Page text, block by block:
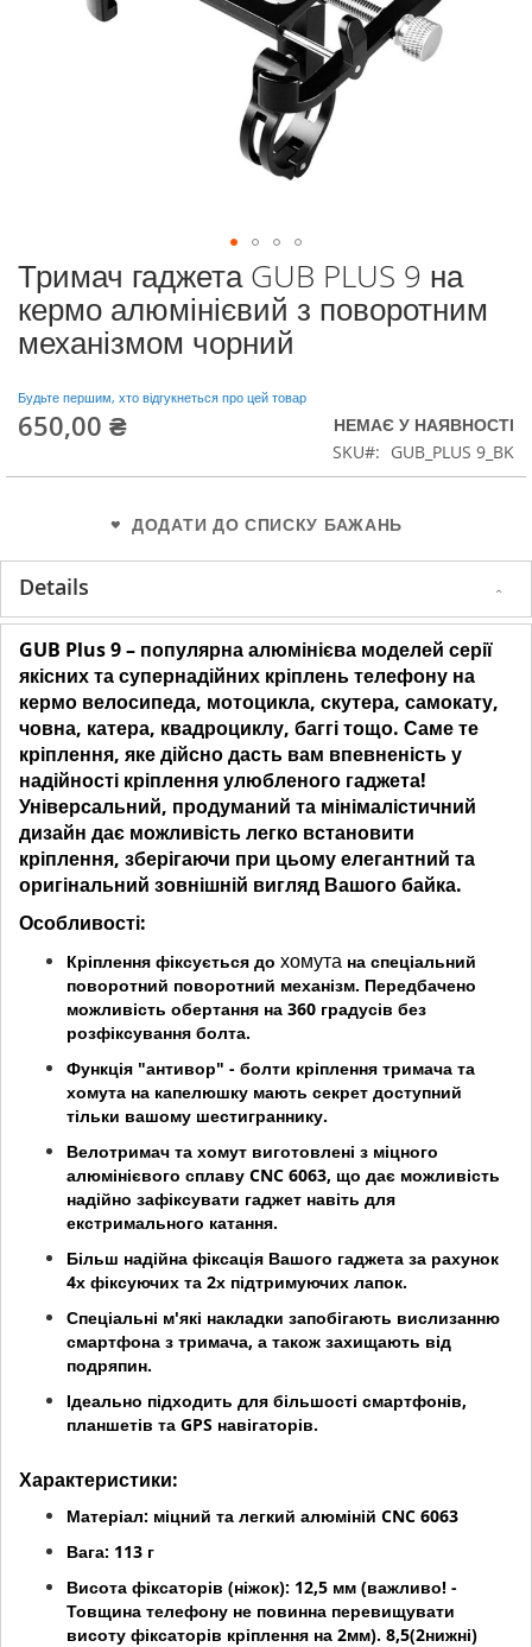
Перейти
до
початку
галереї
Тримач гаджета GUB PLUS 9 на
кермо алюмінієвий з поворотним
механізмом чорний
Будьте першим, хто відгукнеться про цей товар
650,00 ₴
НЕМАЄ У НАЯВНОСТІ
SKU
GUB_PLUS 9_BK
ДОДАТИ ДО СПИСКУ БАЖАНЬ
Details
GUB Plus 9 – популярна алюмінієва моделей серії
якісних та супернадійних кріплень телефону на
кермо велосипеда, мотоцикла, скутера, самокату,
човна, катера, квадроциклу, баггі тощо. Саме те
кріплення, яке дійсно дасть вам впевненість у
надійності кріплення улюбленого гаджета!
Універсальний, продуманий та мінімалістичний
дизайн дає можливість легко встановити
кріплення, зберігаючи при цьому елегантний та
оригінальний зовнішній вигляд Вашого байка.
Особливості:
Кріплення фіксується до хомута на спеціальний
поворотний поворотний механізм. Передбачено
можливість обертання на 360 градусів без
розфіксування болта.
Функція "антивор" - болти кріплення тримача та
хомута на капелюшку мають секрет доступний
тільки вашому шестиграннику.
Велотримач та хомут виготовлені з міцного
алюмінієвого сплаву CNC 6063, що дає можливість
надійно зафіксувати гаджет навіть для
екстримального катання.
Більш надійна фіксація Вашого гаджета за рахунок
4х фіксуючих та 2х підтримуючих лапок.
Спеціальні м'які накладки запобігають вислизанню
смартфона з тримача, а також захищають від
подряпин.
Ідеально підходить для більшості смартфонів,
планшетів та GPS навігаторів.
Характеристики:
Матеріал: міцний та легкий алюміній CNC 6063
Вага: 113 г
Висота фіксаторів (ніжок): 12,5 мм (важливо! -
Товщина телефону не повинна перевищувати
висоту фіксаторів кріплення на 2мм). 8,5(2нижні)